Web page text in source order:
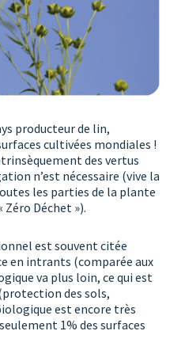
producteur de lin,
cultivées mondiales !
des vertus
n’est nécessaire (vive la
les parties de la plante
Déchet »).
est souvent citée
en intrants (comparée aux
va plus loin, ce qui est
des sols,
est encore très
1% des surfaces